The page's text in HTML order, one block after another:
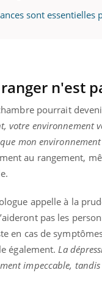
sont essentielles
ranger n'est
pourrait
votre environnement
mon
au rangement,
appelle à la
pas les
en cas de
également. La
impeccable,